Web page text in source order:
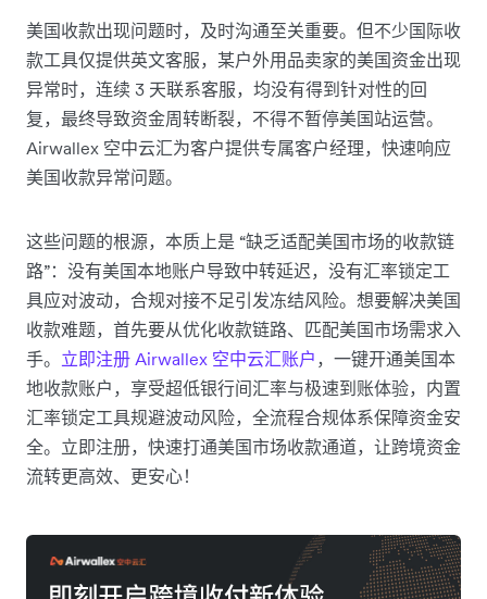
美国收款出现问题时，及时沟通至关重要。但不少国际收
款工具仅提供英文客服，某户外用品卖家的美国资金出现
异常时，连续 3 天联系客服，均没有得到针对性的回
复，最终导致资金周转断裂，不得不暂停美国站运营。
Airwallex 空中云汇为客户提供专属客户经理，快速响应
美国收款异常问题。
这些问题的根源，本质上是 “缺乏适配美国市场的收款链
路”：没有美国本地账户导致中转延迟，没有汇率锁定工
具应对波动，合规对接不足引发冻结风险。想要解决美国
收款难题，首先要从优化收款链路、匹配美国市场需求入
手。 立即注册 Airwallex 空中云汇账户 ，一键开通美国本
地收款账户，享受超低银行间汇率与极速到账体验，内置
汇率锁定工具规避波动风险，全流程合规体系保障资金安
全。立即注册，快速打通美国市场收款通道，让跨境资金
流转更高效、更安心！